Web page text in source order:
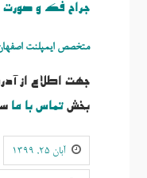
جراح فک و صورت
متخصص ايمپلنت
جهت اطلاع از
بخش تماس با ما
آبان ۲۵, ۱۳۹۹